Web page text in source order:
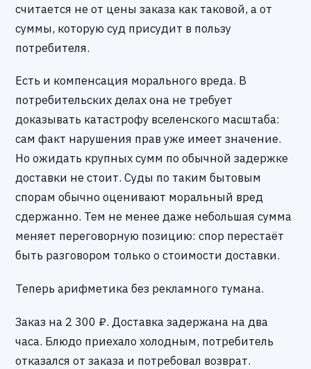
считается не от цены заказа как таковой, а от
суммы, которую суд присудит в пользу
потребителя.
Есть и компенсация морального вреда. В
потребительских делах она не требует
доказывать катастрофу вселенского масштаба:
сам факт нарушения прав уже имеет значение.
Но ожидать крупных сумм по обычной задержке
доставки не стоит. Суды по таким бытовым
спорам обычно оценивают моральный вред
сдержанно. Тем не менее даже небольшая сумма
меняет переговорную позицию: спор перестаёт
быть разговором только о стоимости доставки.
Теперь арифметика без рекламного тумана.
Заказ на 2 300 ₽. Доставка задержана на два
часа. Блюдо приехало холодным, потребитель
отказался от заказа и потребовал возврат.